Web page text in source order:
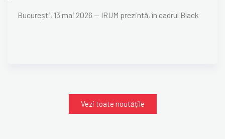
București, 13 mai 2026 — IRUM prezintă, în cadrul Black
Vezi toate noutățile